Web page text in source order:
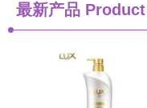
最新产品 Product